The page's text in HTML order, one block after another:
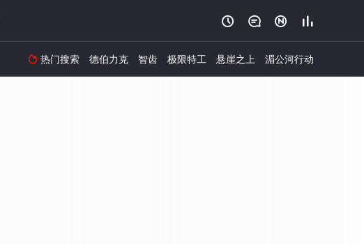
   
 热门搜索 德伯力克 智齿 极限特工 悬崖之上 湄公河行动